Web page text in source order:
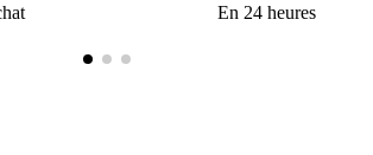
En 24 heures